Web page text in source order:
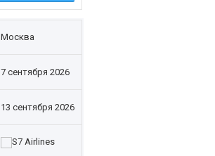
Москва
7 сентября 2026
13 сентября 2026